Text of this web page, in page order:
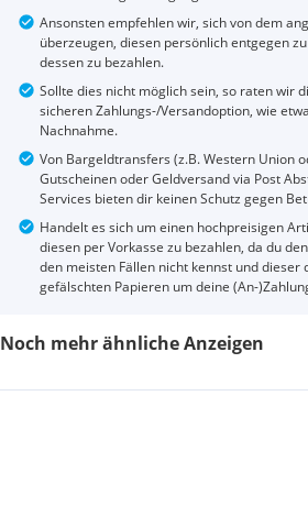
Ansonsten empfehlen wir, sich von dem
überzeugen, diesen persönlich entgegen
dessen zu bezahlen.
Sollte dies nicht möglich sein, so raten wir
sicheren Zahlungs-/Versandoption, wie
Nachnahme.
Von Bargeldtransfers (z.B. Western Union
Gutscheinen oder Geldversand via Post
Services bieten dir keinen Schutz gegen
Handelt es sich um einen hochpreisigen
diesen per Vorkasse zu bezahlen, da du
den meisten Fällen nicht kennst und
gefälschten Papieren um deine (An-
Noch mehr ähnliche Anzeigen